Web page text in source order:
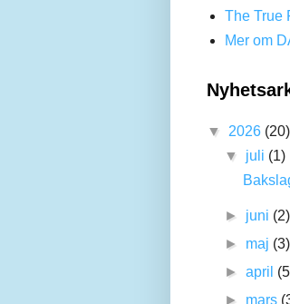
The True
Mer om
▼ 2026 (20)
▼ juli (1)
► juni (2)
► maj (3)
►april
► mars